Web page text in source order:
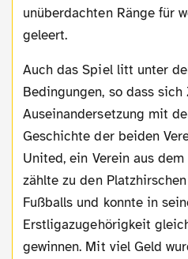
unüberdachten Ränge für
geleert.
Auch das Spiel litt unter den widrigen
Bedingungen, so dass
Auseinandersetzung mit
Geschichte der beiden
United, ein Verein aus
zählte zu den
Fußballs und konnte in
Erstligazugehörigkeit
gewinnen. Mit viel Geld